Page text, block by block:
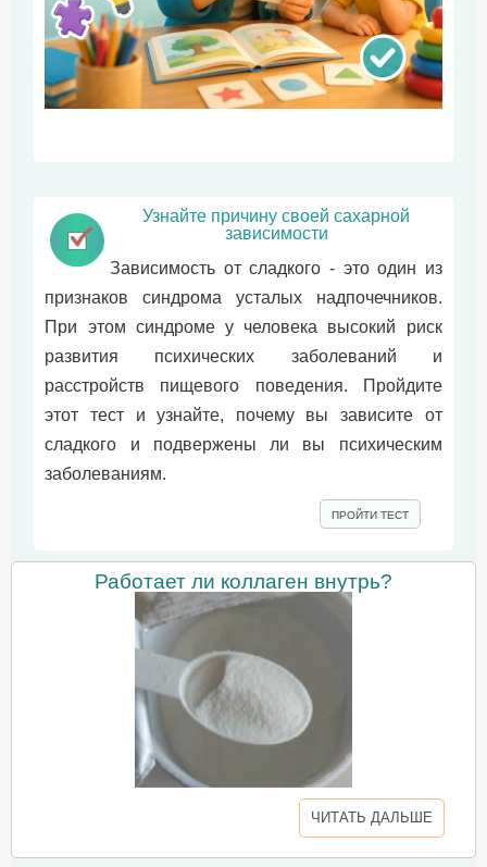
Узнайте причину своей сахарной
зависимости
Зависимость от сладкого - это один из
признаков синдрома усталых надпочечников.
При этом синдроме у человека высокий риск
развития психических заболеваний и
расстройств пищевого поведения. Пройдите
этот тест и узнайте, почему вы зависите от
сладкого и подвержены ли вы психическим
заболеваниям.
ПРОЙТИ ТЕСТ
Работает ли коллаген внутрь?
ЧИТАТЬ ДАЛЬШЕ